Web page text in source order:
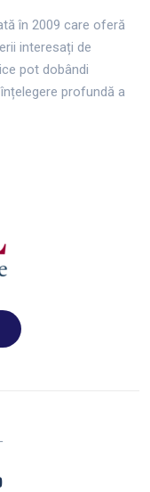
în 2009 care oferă
interesați de
pot dobândi
profundă a